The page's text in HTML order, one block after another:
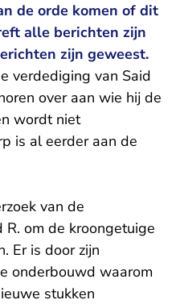
de orde komen of dit
alle berichten zijn
zijn geweest.
verdediging van Said
over aan wie hij de
wordt niet
is al eerder aan de
van de
om de kroongetuige
Er is door zijn
onderbouwd waarom
stukken